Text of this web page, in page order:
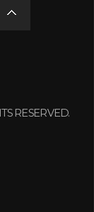
RESERVED.